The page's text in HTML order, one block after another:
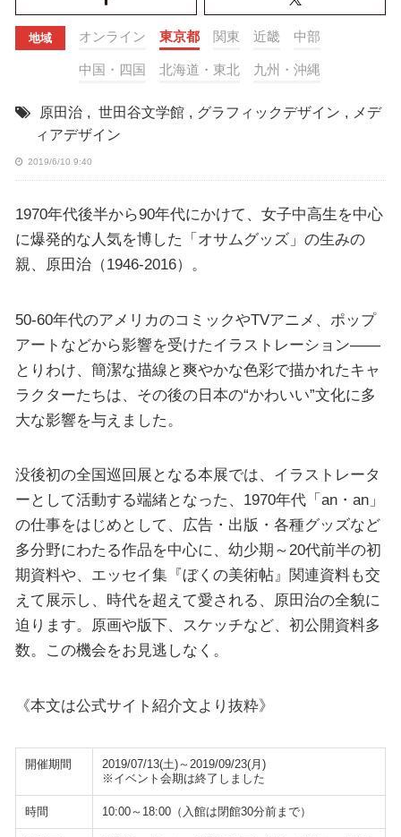
地域 オンライン 東京都 関東 近畿 中部
中国・四国 北海道・東北 九州・沖縄
原田治 , 世田谷文学館 , グラフィックデザイン , メデ
ィアデザイン
2019/6/10 9:40
1970年代後半から90年代にかけて、女子中高生を中心
に爆発的な人気を博した「オサムグッズ」の生みの
親、原田治（1946-2016）。
50-60年代のアメリカのコミックやTVアニメ、ポップ
アートなどから影響を受けたイラストレーション――
とりわけ、簡潔な描線と爽やかな色彩で描かれたキャ
ラクターたちは、その後の日本の“かわいい”文化に多
大な影響を与えました。
没後初の全国巡回展となる本展では、イラストレータ
ーとして活動する端緒となった、1970年代「an・an」
の仕事をはじめとして、広告・出版・各種グッズなど
多分野にわたる作品を中心に、幼少期～20代前半の初
期資料や、エッセイ集『ぼくの美術帖』関連資料も交
えて展示し、時代を超えて愛される、原田治の全貌に
迫ります。原画や版下、スケッチなど、初公開資料多
数。この機会をお見逃しなく。
《本文は公式サイト紹介文より抜粋》
開催期間
2019/07/13(土)～2019/09/23(月)
※イベント会期は終了しました
時間 10:00～18:00（入館は閉館30分前まで）